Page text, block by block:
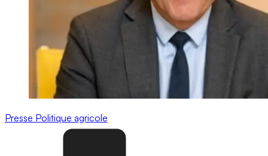
Presse Politique agricole